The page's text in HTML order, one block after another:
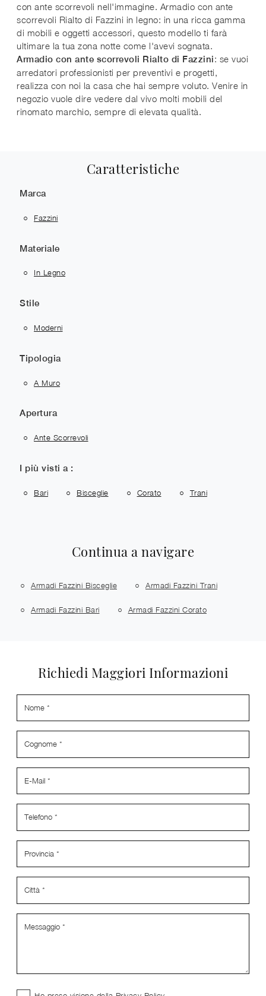
con ante scorrevoli nell'immagine. Armadio con ante
scorrevoli Rialto di Fazzini in legno: in una ricca gamma
di mobili e oggetti accessori, questo modello ti farà
ultimare la tua zona notte come l'avevi sognata.
Armadio con ante scorrevoli Rialto di Fazzini: se vuoi
arredatori professionisti per preventivi e progetti,
realizza con noi la casa che hai sempre voluto. Venire in
negozio vuole dire vedere dal vivo molti mobili del
rinomato marchio, sempre di elevata qualità.
Caratteristiche
Marca
Fazzini
Materiale
In Legno
Stile
Moderni
Tipologia
A Muro
Apertura
Ante Scorrevoli
I più visti a :
Bari Bisceglie Corato Trani
Continua a navigare
Armadi Fazzini Bisceglie Armadi Fazzini Trani
Armadi Fazzini Bari Armadi Fazzini Corato
Richiedi Maggiori Informazioni